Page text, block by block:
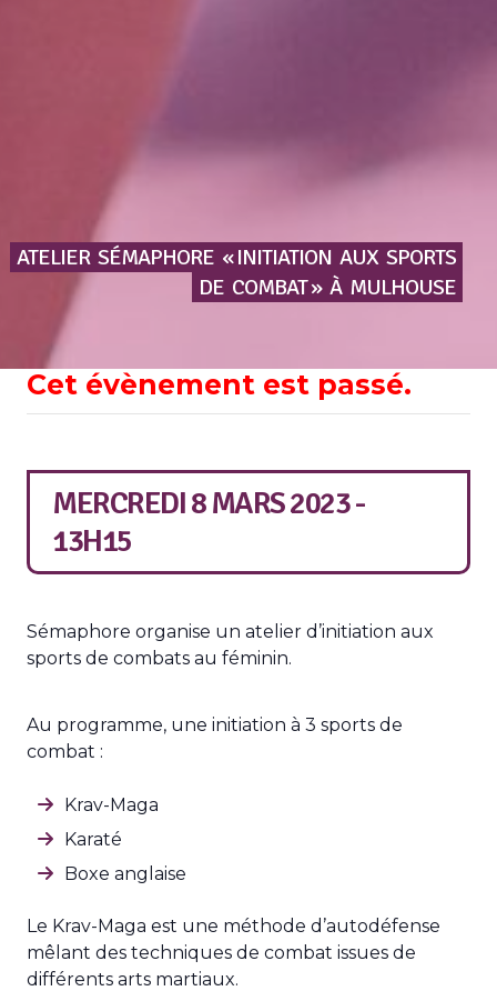
ATELIER SÉMAPHORE « INITIATION AUX SPORTS
DE COMBAT » À MULHOUSE
Cet évènement est passé.
MERCREDI 8 MARS 2023 -
13H15
Sémaphore organise un atelier d’initiation aux
sports de combats au féminin.
Au programme, une initiation à 3 sports de
combat :
Krav-Maga
Karaté
Boxe anglaise
Le Krav-Maga est une méthode d’autodéfense
mêlant des techniques de combat issues de
différents arts martiaux.